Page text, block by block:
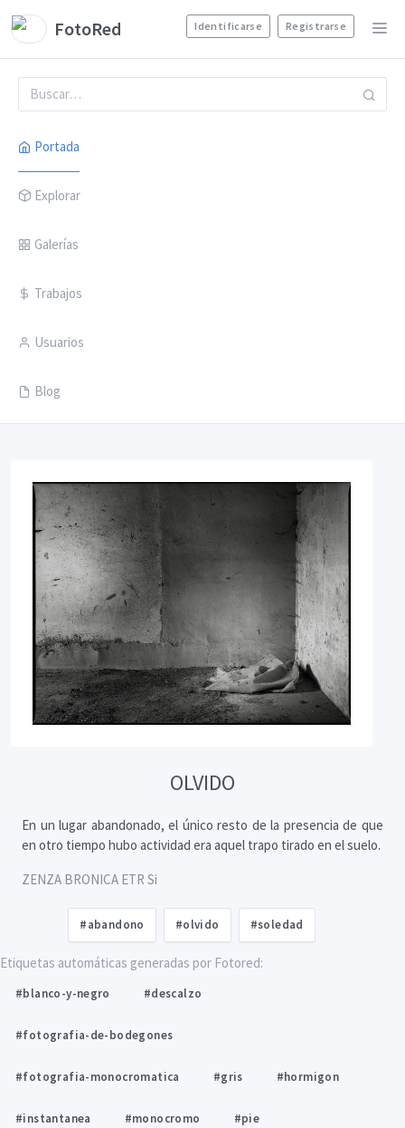
FotoRed Identificarse Registrarse
Portada
Explorar
Galerías
Trabajos
Usuarios
Blog
OLVIDO
En un lugar abandonado, el único resto de la presencia de que
en otro tiempo hubo actividad era aquel trapo tirado en el suelo.
ZENZA BRONICA ETR Si
#abandono #olvido #soledad
Etiquetas automáticas generadas por Fotored:
#blanco-y-negro #descalzo
#fotografia-de-bodegones
#fotografia-monocromatica #gris #hormigon
#instantanea #monocromo #pie